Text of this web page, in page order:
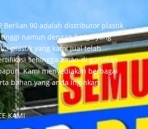
Berlian 90 adalah distributor plastik
namun dengan harga yang
plastik yang kami jual telah
sehingga aman di gunakan
Kami menyediakan berbagai
bahan yang anda inginkan.
KAMI